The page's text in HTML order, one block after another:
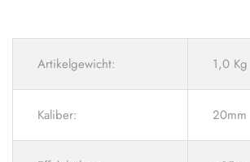
Artikelgewicht: 1,0 Kg
Kaliber: 20mm